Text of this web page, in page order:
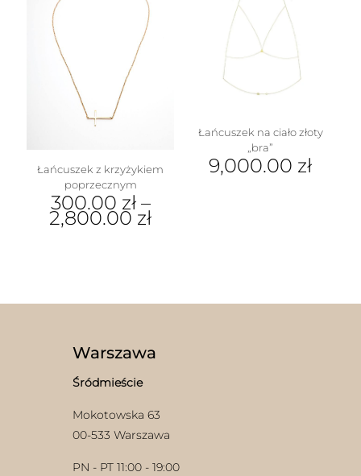
Łańcuszek z krzyżykiem
poprzecznym
300.00 zł–
2,800.00 zł
na
stronie
produktu
Łańcuszek na ciało złoty
„bra”
9,000.00 zł
Warszawa
Śródmieście
Mokotowska 63
00-533 Warszawa
PN - PT 11:00 - 19:00